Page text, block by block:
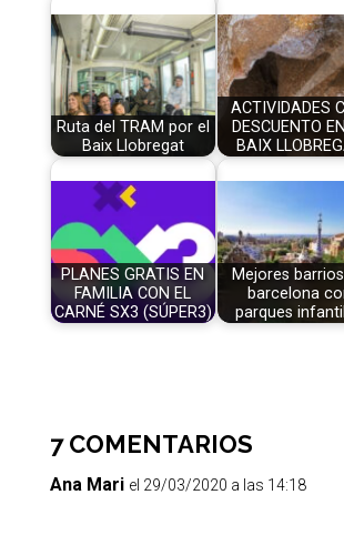
Ruta del TRAM por el
Baix Llobregat
ACTIVIDADES
DESCUENTO
BAIX
PLANES GRATIS EN
FAMILIA CON EL
CARNÉ SX3 (SÚPER3)
Mejores
barcelona
parques
7 COMENTARIOS
Ana Mari el 29/03/2020 a las 14:18